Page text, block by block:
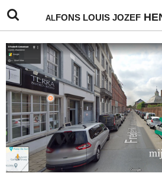
Ga
direct
naar
de
hoofdinhoud
ALFONS LOUIS JOZEF